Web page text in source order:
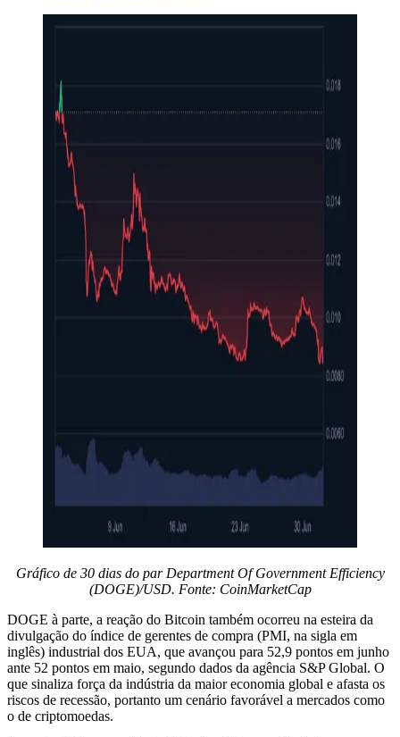
Gráfico de 30 dias do par Department Of Government Efficiency
(DOGE)/USD. Fonte: CoinMarketCap
DOGE à parte, a reação do Bitcoin também ocorreu na esteira da
divulgação do índice de gerentes de compra (PMI, na sigla em
inglês) industrial dos EUA, que avançou para 52,9 pontos em junho
ante 52 pontos em maio, segundo dados da agência S&P Global. O
que sinaliza força da indústria da maior economia global e afasta os
riscos de recessão, portanto um cenário favorável a mercados como
o de criptomoedas.